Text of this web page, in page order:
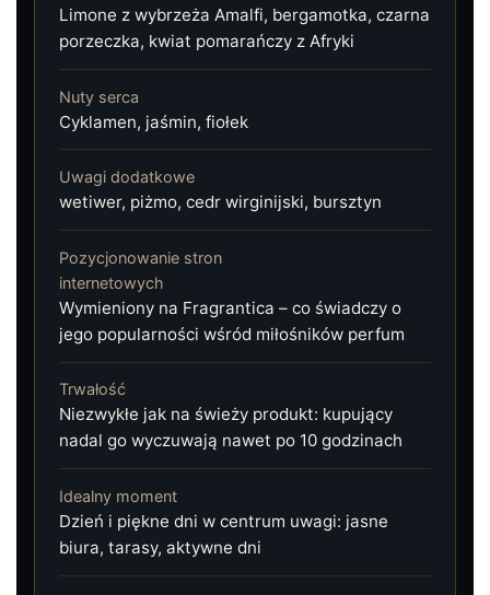
Limone z wybrzeża Amalfi, bergamotka, czarna
porzeczka, kwiat pomarańczy z Afryki
Nuty serca
Cyklamen, jaśmin, fiołek
Uwagi dodatkowe
wetiwer, piżmo, cedr wirginijski, bursztyn
Pozycjonowanie stron
internetowych
Wymieniony na Fragrantica – co świadczy o
jego popularności wśród miłośników perfum
Trwałość
Niezwykłe jak na świeży produkt: kupujący
nadal go wyczuwają nawet po 10 godzinach
Idealny moment
Dzień i piękne dni w centrum uwagi: jasne
biura, tarasy, aktywne dni